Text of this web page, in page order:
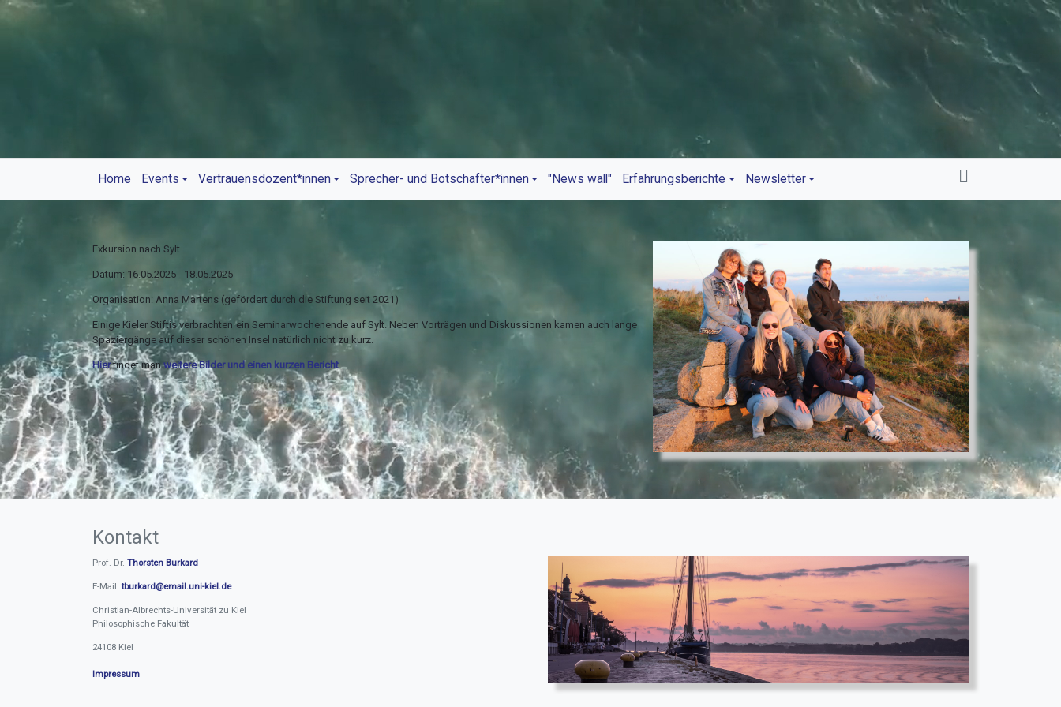
Home Events Vertrauensdozent*innen Sprecher- und Botschafter*innen "News wall" Erfahrungsberichte Newsletter
Exkursion nach Sylt
Datum: 16.05.2025 - 18.05.2025
Organisation: Anna Martens (gefördert durch die Stiftung seit 2021)
Einige Kieler Stiftis verbrachten ein Seminarwochenende auf Sylt. Neben Vorträgen und Diskussionen kamen auch lange
Spaziergänge auf dieser schönen Insel natürlich nicht zu kurz.
Hierfindet manweitere Bilder und einen kurzen Bericht.
Kontakt
Prof. Dr. Thorsten Burkard
E-Mail:tburkard@email.uni-kiel.de
Christian-Albrechts-Universität zu Kiel
Philosophische Fakultät
24108 Kiel
Impressum